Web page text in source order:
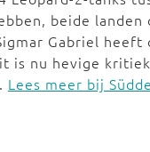
beide
Gabriel
is nu hevige
Lees meer bij